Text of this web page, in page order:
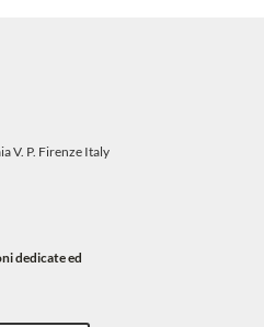
V. P. Firenze Italy
dedicate ed